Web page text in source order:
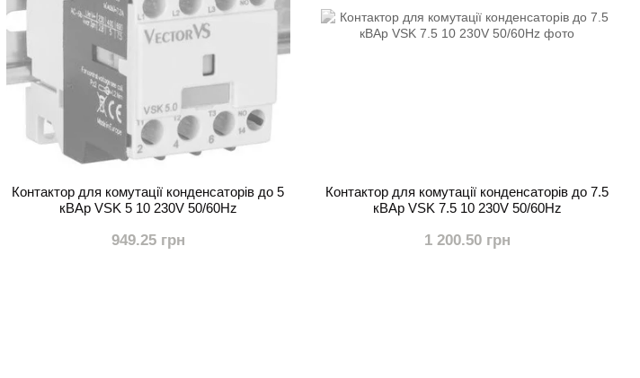
Контактор для комутації конденсаторів до 5
кВАр VSK 5 10 230V 50/60Hz
949.25 грн
Контактор для комутації конденсаторів до 7.5
кВАр VSK 7.5 10 230V 50/60Hz
1 200.50 грн